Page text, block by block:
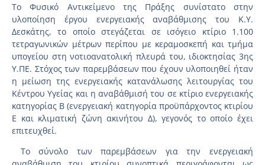
Το Φυσικό Αντικείμενο της Πράξης συνίστατο στην
υλοποίηση έργου ενεργειακής αναβάθμισης του Κ.Υ.
Δεσκάτης, το οποίο στεγάζεται σε ισόγειο κτίριο 1.100
τετραγωνικών μέτρων περίπου με κεραμοσκεπή και τμήμα
υπογείου στη νοτιοανατολική πλευρά του, ιδιοκτησίας 3ης
Υ.ΠΕ. Στόχος των παρεμβάσεων που έχουν υλοποιηθεί ήταν
η μείωση της ενεργειακής κατανάλωσης λειτουργίας του
Κέντρου Υγείας και η αναβάθμισή του σε κτίριο ενεργειακής
κατηγορίας Β (ενεργειακή κατηγορία προϋπάρχοντος κτιρίου
Ε και κλιματική ζώνη ακινήτου Δ), γεγονός το οποίο έχει
επιτευχθεί.
Το σύνολο των παρεμβάσεων για την ενεργειακή